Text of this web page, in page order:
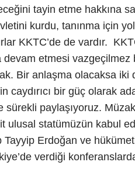
tayin etme hakkına
kurdu, tanınma için
KKTC’de de vardır.
devam etmesi
Bir anlaşma olacaksa
bir güç olarak
sürekli paylaşıyoruz.
ulusal statümüzün kabul
Tayyip Erdoğan ve
verdiği